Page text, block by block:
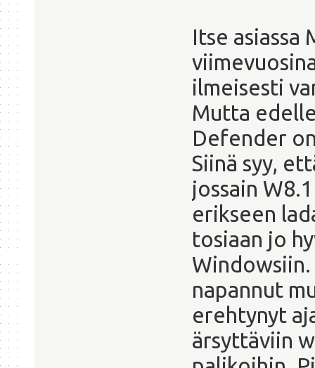
Itse asiassa
ilmeisesti
Mutta
Defender
Siinä syy,
jossain
erikseen
tosiaan jo
Windowsiin.
napannut
erehtynyt
ärsyttäviin